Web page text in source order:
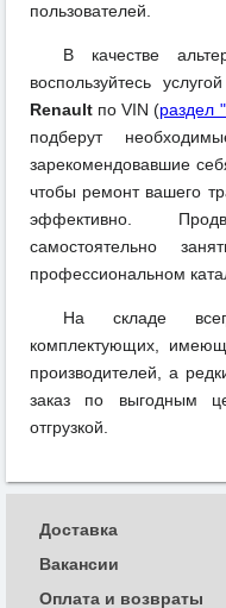
пользователей.
В качестве
воспользуйтесь
Renault по VIN (раздел
подберут
зарекомендовавшие
чтобы ремонт вашего
эффективно.
самостоятельно
профессиональном
На складе
комплектующих,
производителей, а
заказ по выгодным
отгрузкой.
Доставка
Вакансии
Оплата и возвраты